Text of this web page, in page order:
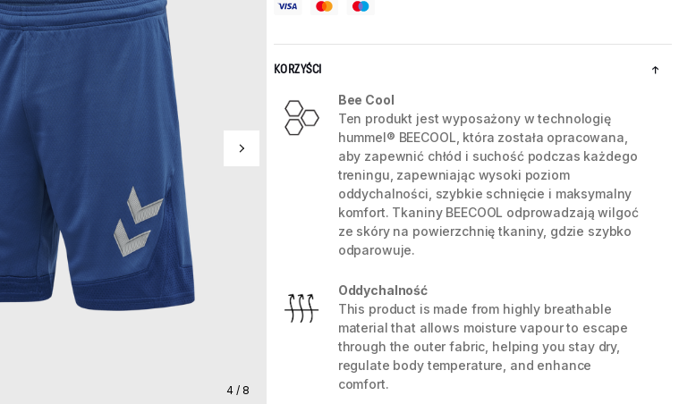
4 / 8
KORZYŚCI
Bee Cool
Ten produkt jest wyposażony w technologię
hummel® BEECOOL, która została opracowana,
aby zapewnić chłód i suchość podczas każdego
treningu, zapewniając wysoki poziom
oddychalności, szybkie schnięcie i maksymalny
komfort. Tkaniny BEECOOL odprowadzają wilgoć
ze skóry na powierzchnię tkaniny, gdzie szybko
odparowuje.
Oddychalność
This product is made from highly breathable
material that allows moisture vapour to escape
through the outer fabric, helping you stay dry,
regulate body temperature, and enhance
comfort.